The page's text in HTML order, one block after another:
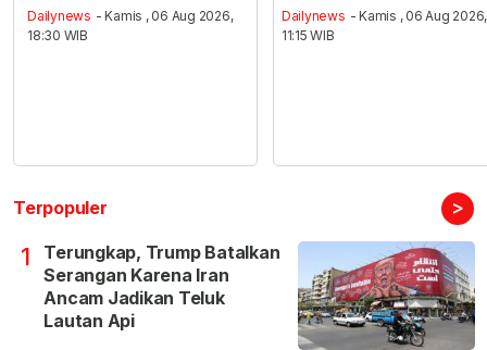
Dailynews - Kamis , 06 Aug 2026,
18:30 WIB
Dailynews - Kamis , 06 Aug 2026,
11:15 WIB
Terpopuler >
1
Terungkap, Trump Batalkan
Serangan Karena Iran
Ancam Jadikan Teluk
Lautan Api